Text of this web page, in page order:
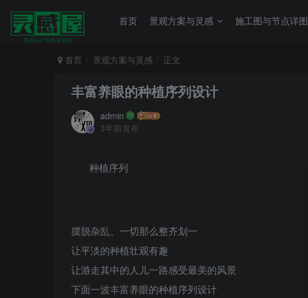
首页 景观方案与灵感 施工图与节点详图
首页 景观方案与灵感 正文
丰富养眼的种植序列设计
admin
3年前发布
种植序列
摆脱杂乱、一切那么整齐划一
让平淡的种植壮观有趣
让游走其中的人儿一路感受最美的风景
下面一波丰富养眼的种植序列设计